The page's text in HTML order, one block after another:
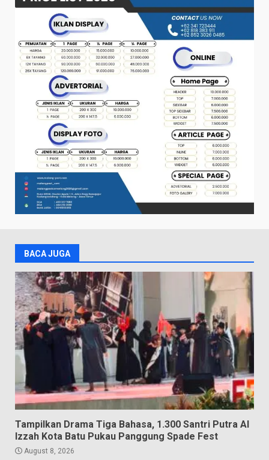
BACA JUGA
Tampilkan Drama Tiga Bahasa, 1.300 Santri Putra Al
Izzah Kota Batu Pukau Panggung Spade Fest
August 8, 2026